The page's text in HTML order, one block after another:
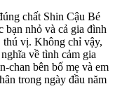
chất Shin Cậu Bé
bạn nhỏ và cả gia đình
vị. Không chỉ vậy,
về tình cảm gia
chan bên bố mẹ và em
trong ngày đầu năm